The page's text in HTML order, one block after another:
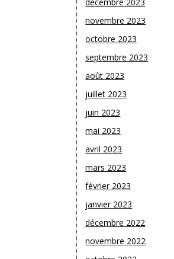
novembre 2023
octobre 2023
septembre 2023
août 2023
juillet 2023
juin 2023
mai 2023
avril 2023
mars 2023
février 2023
janvier 2023
décembre 2022
novembre 2022